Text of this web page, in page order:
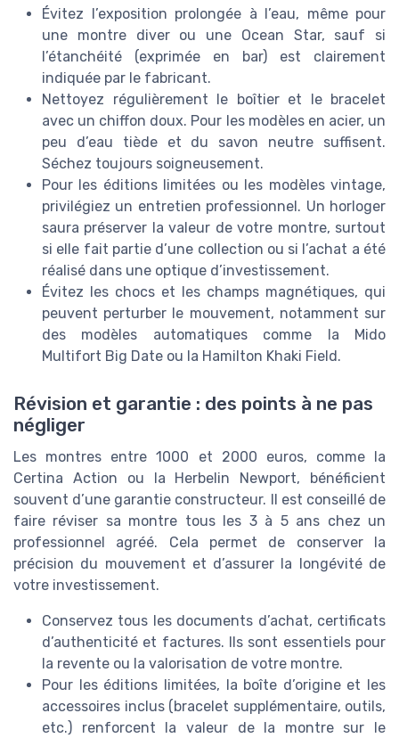
Évitez l’exposition prolongée à l’eau, même pour
une montre diver ou une Ocean Star, sauf si
l’étanchéité (exprimée en bar) est clairement
indiquée par le fabricant.
Nettoyez régulièrement le boîtier et le bracelet
avec un chiffon doux. Pour les modèles en acier, un
peu d’eau tiède et du savon neutre suffisent.
Séchez toujours soigneusement.
Pour les éditions limitées ou les modèles vintage,
privilégiez un entretien professionnel. Un horloger
saura préserver la valeur de votre montre, surtout
si elle fait partie d’une collection ou si l’achat a été
réalisé dans une optique d’investissement.
Évitez les chocs et les champs magnétiques, qui
peuvent perturber le mouvement, notamment sur
des modèles automatiques comme la Mido
Multifort Big Date ou la Hamilton Khaki Field.
Révision et garantie : des points à ne pas
négliger
Les montres entre 1000 et 2000 euros, comme la
Certina Action ou la Herbelin Newport, bénéficient
souvent d’une garantie constructeur. Il est conseillé de
faire réviser sa montre tous les 3 à 5 ans chez un
professionnel agréé. Cela permet de conserver la
précision du mouvement et d’assurer la longévité de
votre investissement.
Conservez tous les documents d’achat, certificats
d’authenticité et factures. Ils sont essentiels pour
la revente ou la valorisation de votre montre.
Pour les éditions limitées, la boîte d’origine et les
accessoires inclus (bracelet supplémentaire, outils,
etc.) renforcent la valeur de la montre sur le